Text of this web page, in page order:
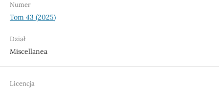
Numer
Tom 43 (2025)
Dział
Miscellanea
Licencja